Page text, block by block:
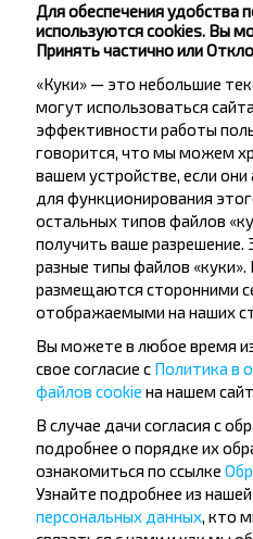
Хотите
путешествовать
дешевле?
Не пропусти
другие интересные
путешествуй с нами
Для обеспечения удобства
используются cookies. Вы
Принять частично или
«Куки» — это небольшие
могут использоваться
эффективности работы
говорится, что мы можем
вашем устройстве, если
для функционирования
остальных типов файлов
получить ваше разрешение.
разные типы файлов
размещаются сторонними
отображаемыми на наших
Вы можете в любое время
свое согласие с Политика в
файлов cookie на нашем
В случае дачи согласия с
подробнее о порядке их
ознакомиться по ссылке
Узнайте подробнее из нашей
персональных данных, кто